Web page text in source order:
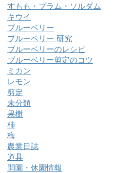
すもも・プラム・ソルダム
キウイ
ブルーベリー
ブルーベリー 研究
ブルーベリーのレシピ
ブルーベリー剪定のコツ
ミカン
レモン
剪定
未分類
果樹
柿
梅
農業日誌
道具
開園・休園情報